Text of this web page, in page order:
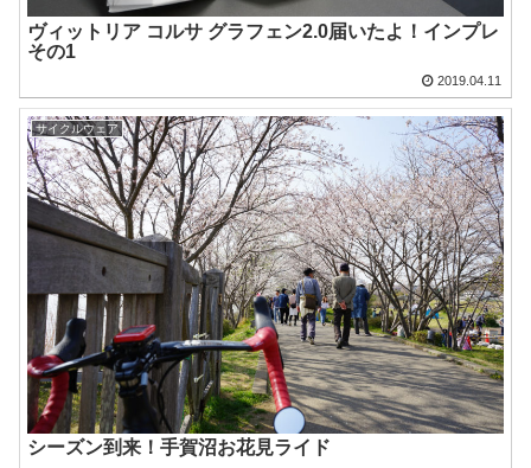
ヴィットリア コルサ グラフェン2.0届いたよ！インプレ
その1
2019.04.11
サイクルウェア
シーズン到来！手賀沼お花見ライド